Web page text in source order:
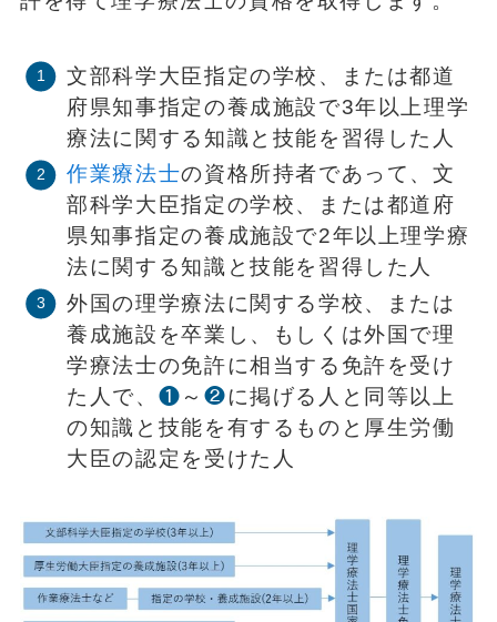
文部科学大臣指定の学校、または都道
府県知事指定の養成施設で3年以上理学
療法に関する知識と技能を習得した人
作業療法士の資格所持者であって、文
部科学大臣指定の学校、または都道府
県知事指定の養成施設で2年以上理学療
法に関する知識と技能を習得した人
外国の理学療法に関する学校、または
養成施設を卒業し、もしくは外国で理
学療法士の免許に相当する免許を受け
た人で、 ❶ ～ ❷に掲げる人と同等以上
の知識と技能を有するものと厚生労働
大臣の認定を受けた人